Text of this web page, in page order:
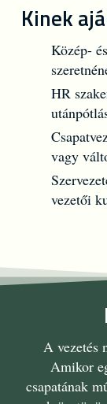
Kinek
Közép-
HR
vagy
vezetői
A vezetés
Amikor
csapatának